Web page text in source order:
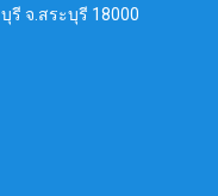
รี จ.สระบุรี 18000